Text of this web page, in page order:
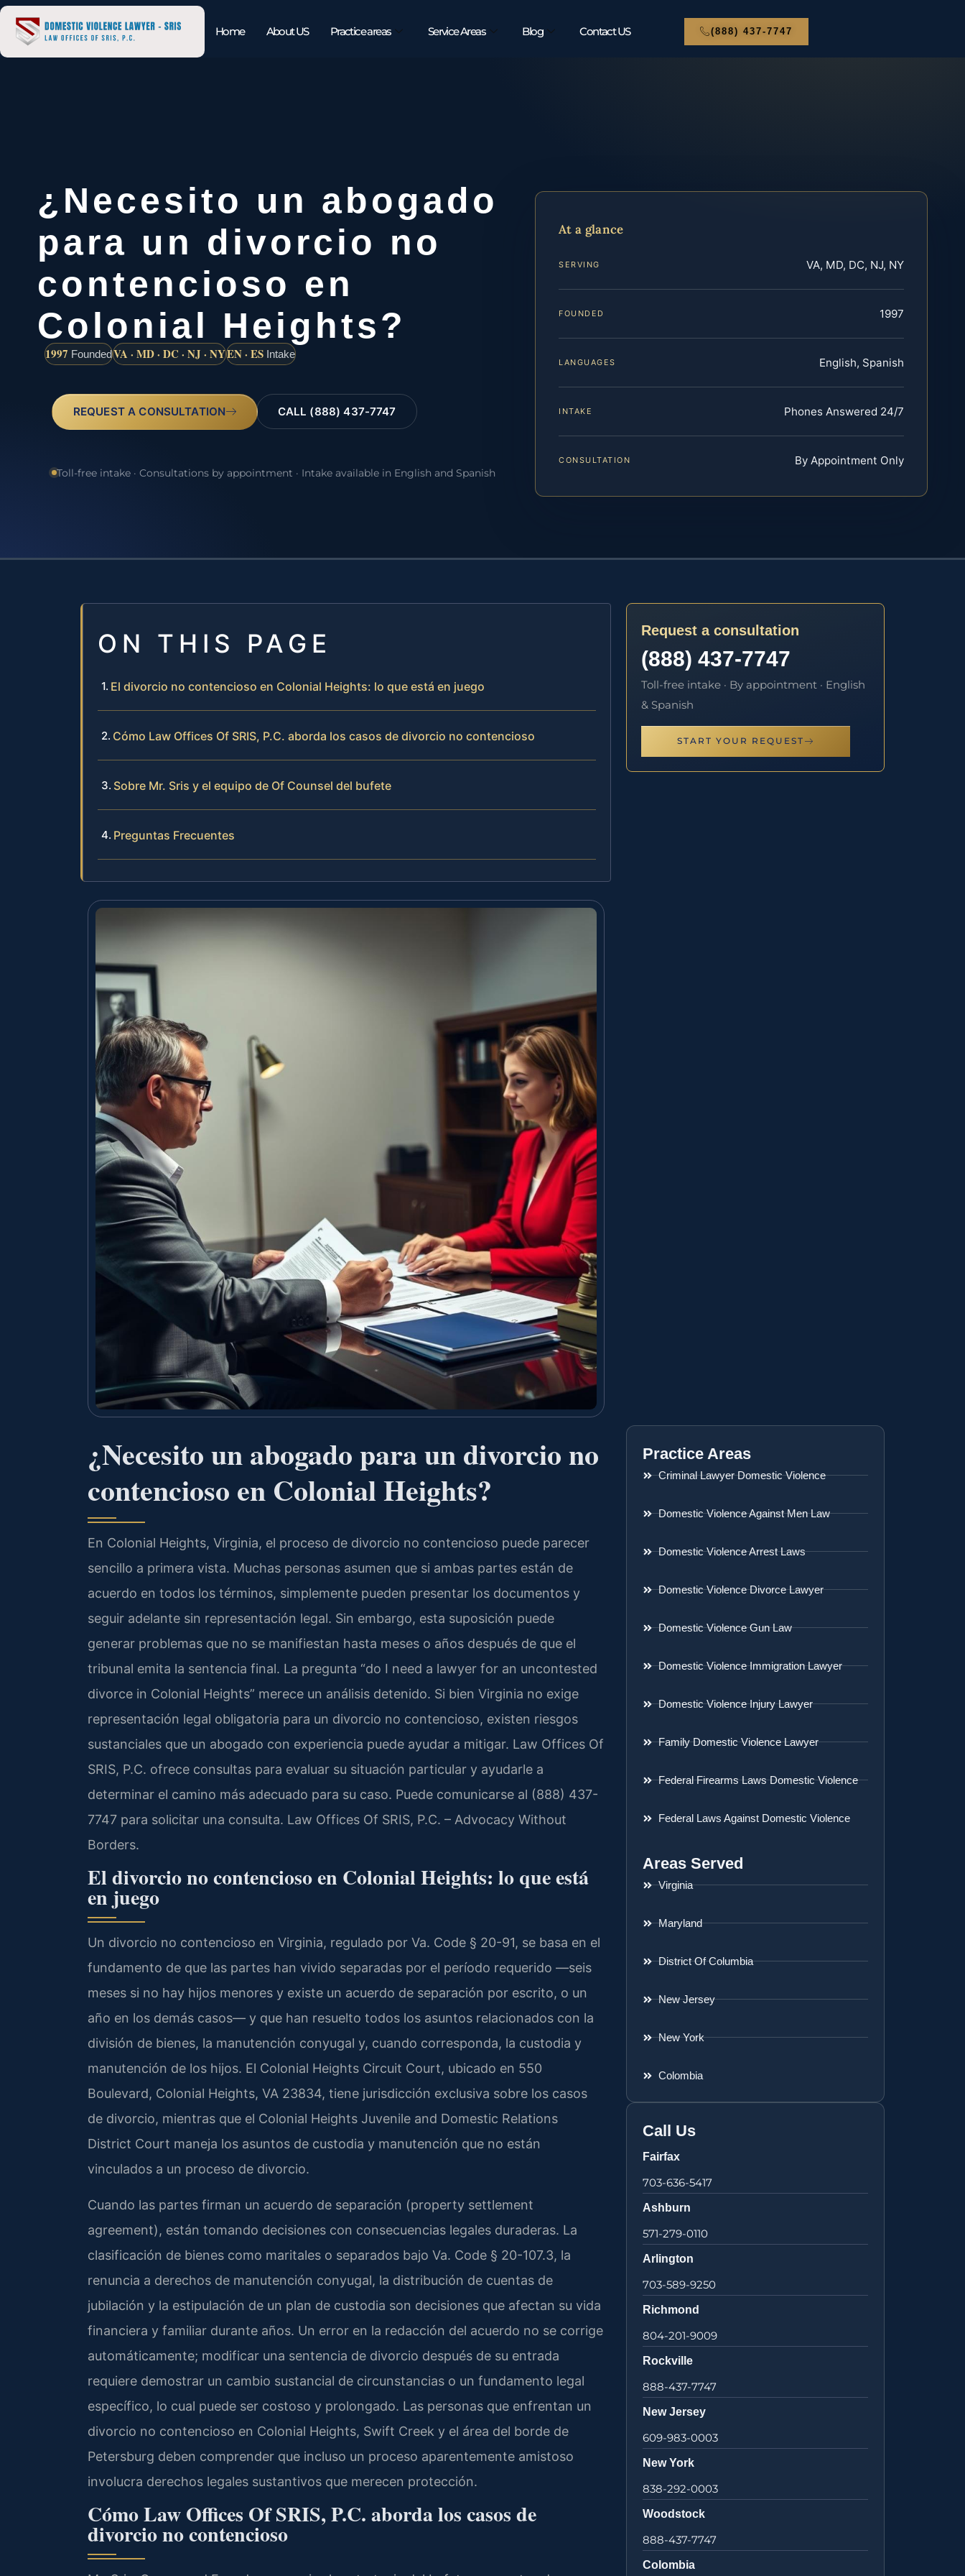
Home About US Practice areas Service Areas Blog Contact US (888) 437-7747
¿Necesito un abogado
para un divorcio no
contencioso en
Colonial Heights?
1997 FoundedVA · MD · DC · NJ · NYEN · ES Intake
REQUEST A CONSULTATION CALL (888) 437-7747
Toll-free intake · Consultations by appointment · Intake available in English and Spanish
At a glance
SERVING VA, MD, DC, NJ, NY
FOUNDED 1997
LANGUAGES English, Spanish
INTAKE Phones Answered 24/7
CONSULTATION By Appointment Only
ON THIS PAGE
El divorcio no contencioso en Colonial Heights: lo que está en juego
Cómo Law Offices Of SRIS, P.C. aborda los casos de divorcio no contencioso
Sobre Mr. Sris y el equipo de Of Counsel del bufete
Preguntas Frecuentes
¿Necesito un abogado para un divorcio no
contencioso en Colonial Heights?
En Colonial Heights, Virginia, el proceso de divorcio no contencioso puede parecer
sencillo a primera vista. Muchas personas asumen que si ambas partes están de
acuerdo en todos los términos, simplemente pueden presentar los documentos y
seguir adelante sin representación legal. Sin embargo, esta suposición puede
generar problemas que no se manifiestan hasta meses o años después de que el
tribunal emita la sentencia final. La pregunta “do I need a lawyer for an uncontested
divorce in Colonial Heights” merece un análisis detenido. Si bien Virginia no exige
representación legal obligatoria para un divorcio no contencioso, existen riesgos
sustanciales que un abogado con experiencia puede ayudar a mitigar. Law Offices Of
SRIS, P.C. ofrece consultas para evaluar su situación particular y ayudarle a
determinar el camino más adecuado para su caso. Puede comunicarse al (888) 437-
7747 para solicitar una consulta. Law Offices Of SRIS, P.C. – Advocacy Without
Borders.
El divorcio no contencioso en Colonial Heights: lo que está
en juego
Un divorcio no contencioso en Virginia, regulado por Va. Code § 20-91, se basa en el
fundamento de que las partes han vivido separadas por el período requerido —seis
meses si no hay hijos menores y existe un acuerdo de separación por escrito, o un
año en los demás casos— y que han resuelto todos los asuntos relacionados con la
división de bienes, la manutención conyugal y, cuando corresponda, la custodia y
manutención de los hijos. El Colonial Heights Circuit Court, ubicado en 550
Boulevard, Colonial Heights, VA 23834, tiene jurisdicción exclusiva sobre los casos
de divorcio, mientras que el Colonial Heights Juvenile and Domestic Relations
District Court maneja los asuntos de custodia y manutención que no están
vinculados a un proceso de divorcio.
Cuando las partes firman un acuerdo de separación (property settlement
agreement), están tomando decisiones con consecuencias legales duraderas. La
clasificación de bienes como maritales o separados bajo Va. Code § 20-107.3, la
renuncia a derechos de manutención conyugal, la distribución de cuentas de
jubilación y la estipulación de un plan de custodia son decisiones que afectan su vida
financiera y familiar durante años. Un error en la redacción del acuerdo no se corrige
automáticamente; modificar una sentencia de divorcio después de su entrada
requiere demostrar un cambio sustancial de circunstancias o un fundamento legal
específico, lo cual puede ser costoso y prolongado. Las personas que enfrentan un
divorcio no contencioso en Colonial Heights, Swift Creek y el área del borde de
Petersburg deben comprender que incluso un proceso aparentemente amistoso
involucra derechos legales sustantivos que merecen protección.
Cómo Law Offices Of SRIS, P.C. aborda los casos de
divorcio no contencioso
Request a consultation
(888) 437-7747
Toll-free intake · By appointment · English
& Spanish
START YOUR REQUEST
Practice Areas
Criminal Lawyer Domestic Violence
Domestic Violence Against Men Law
Domestic Violence Arrest Laws
Domestic Violence Divorce Lawyer
Domestic Violence Gun Law
Domestic Violence Immigration Lawyer
Domestic Violence Injury Lawyer
Family Domestic Violence Lawyer
Federal Firearms Laws Domestic Violence
Federal Laws Against Domestic Violence
Areas Served
Virginia
Maryland
District Of Columbia
New Jersey
New York
Colombia
Call Us
Fairfax
703-636-5417
Ashburn
571-279-0110
Arlington
703-589-9250
Richmond
804-201-9009
Rockville
888-437-7747
New Jersey
609-983-0003
New York
838-292-0003
Woodstock
888-437-7747
Colombia